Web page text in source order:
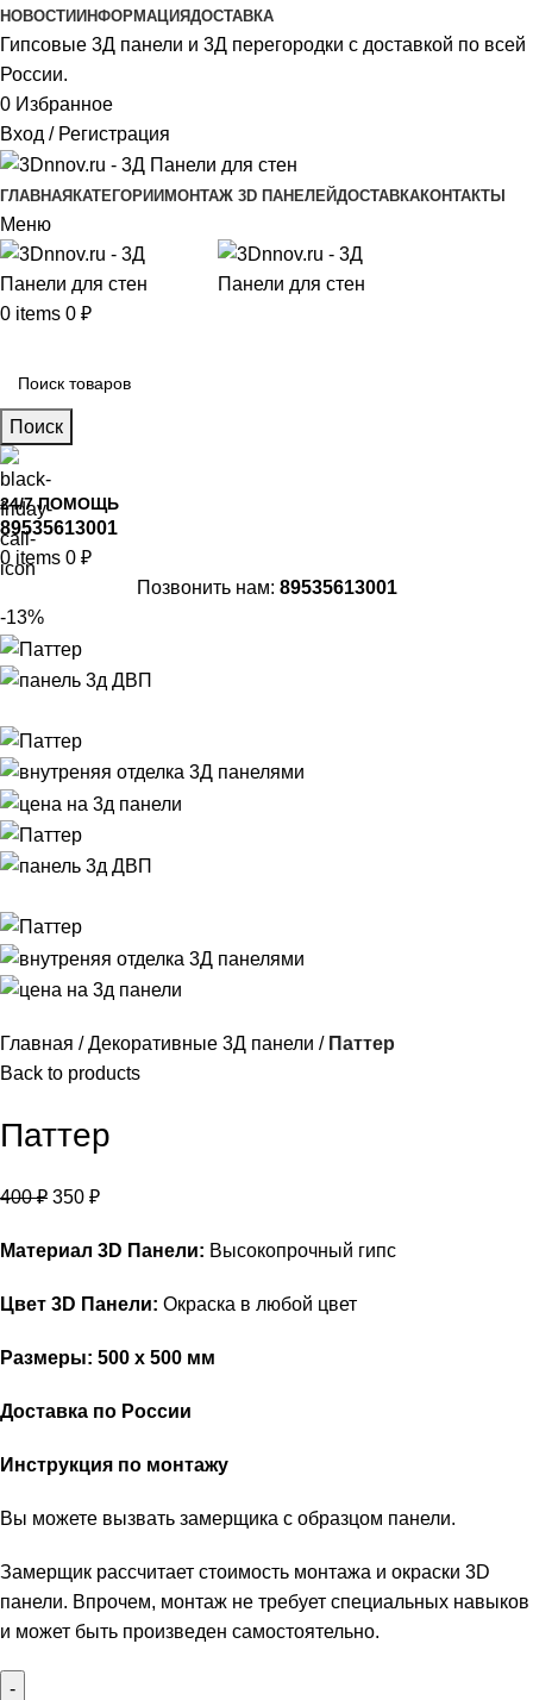
НОВОСТИ ИНФОРМАЦИЯДОСТАВКА
Гипсовые 3Д панели и 3Д перегородки с доставкой по всей
России.
0 Избранное
Вход / Регистрация
ГЛАВНАЯ КАТЕГОРИИ МОНТАЖ 3D ПАНЕЛЕЙДОСТАВКАКОНТАКТЫ
Меню
0 items 0 ₽
Поиск
24/7 ПОМОЩЬ
89535613001
0 items 0 ₽
Позвонить нам: 89535613001
-13%
Главная Декоративные 3Д панели
Паттер
Back to products
Паттер
400₽ 350 ₽
Материал 3D Панели: Высокопрочный гипс
Цвет 3D Панели: Окраска в любой цвет
Размеры: 500 х 500 мм
Доставка по России
Инструкция по монтажу
Вы можете вызвать замерщика с образцом панели.
Замерщик рассчитает стоимость монтажа и окраски 3D
панели. Впрочем, монтаж не требует специальных навыков
и может быть произведен самостоятельно.